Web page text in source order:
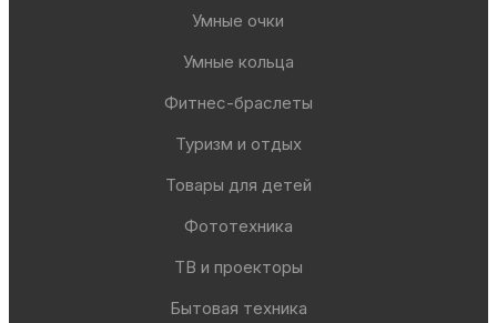
Умные очки
Умные кольца
Фитнес-браслеты
Туризм и отдых
Товары для детей
Фототехника
ТВ и проекторы
Бытовая техника